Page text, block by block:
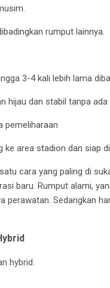
rumput lainnya.
3-4 kali lebih lama
hijau dan stabil tanpa
pemeliharaan
ke area stadion dan siap
cara yang paling di
baru. Rumput alami,
perawatan. Sedangkan
hybrid.